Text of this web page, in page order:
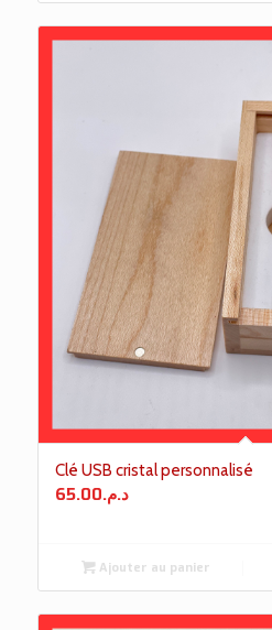
Clé USB cristal personnalisé
د.م.65.00
Ajouter au panier